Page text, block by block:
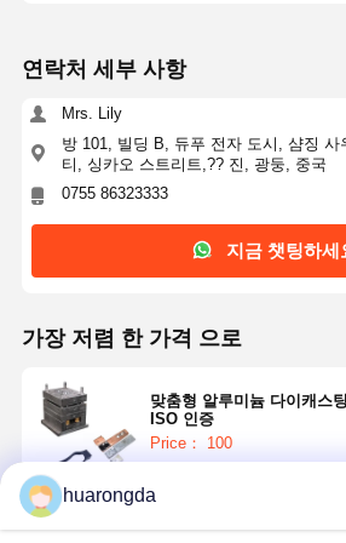
연락처 세부 사항
Mrs. Lily
방 101, 빌딩 B, 듀푸 전자 도시, 샴징 사
티, 싱카오 스트리트,?? 진, 광둥, 중국
0755 86323333
지금 챗팅하세
가장 저렴 한 가격 으로
맞춤형 알루미늄 다이캐스
ISO 인증
Price： 100
huarongda